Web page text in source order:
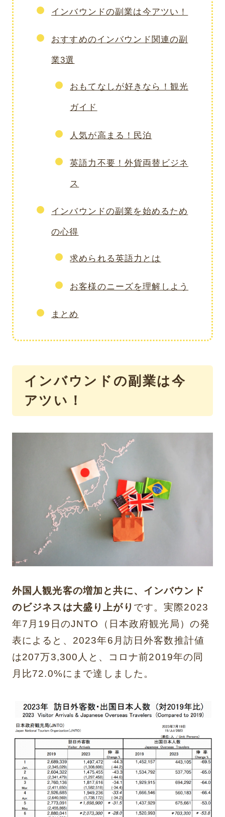
インバウンドの副業は今アツい！
おすすめのインバウンド関連の副
業3選
おもてなしが好きなら！観光
ガイド
人気が高まる！民泊
英語力不要！外貨両替ビジネ
ス
インバウンドの副業を始めるため
の心得
求められる英語力とは
お客様のニーズを理解しよう
まとめ
インバウンドの副業は今
アツい！
外国人観光客の増加と共に、インバウンド
のビジネスは大盛り上がり です。実際2023
年7月19日のJNTO（日本政府観光局）の発
表によると、2023年6月訪日外客数推計値
は207万3,300人と、コロナ前2019年の同
月比72.0%にまで達しました。